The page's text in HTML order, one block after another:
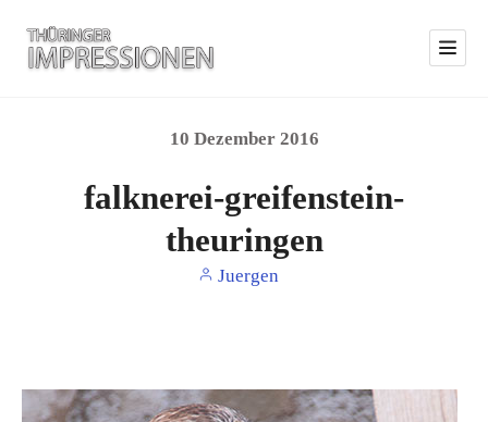
10 Dezember 2016
falknerei-greifenstein-
theuringen
Juergen